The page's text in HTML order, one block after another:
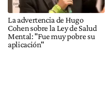
La advertencia de Hugo
Cohen sobre la Ley de Salud
Mental: "Fue muy pobre su
aplicación"